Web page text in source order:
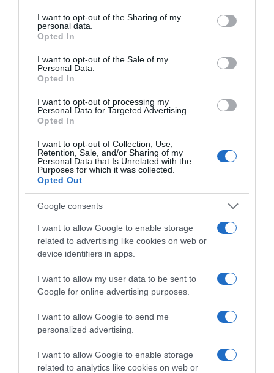
not limited to your visit or usage behaviour. You may click to
grant or deny consent to Google and its third-party tags to
use your data for below specified purposes in below Google
consent section.
I want to opt-out of the Sharing of my
personal data.
Opted In
I want to opt-out of the Sale of my
Personal Data.
Opted In
I want to opt-out of processing my
Personal Data for Targeted Advertising.
Opted In
I want to opt-out of Collection, Use,
Retention, Sale, and/or Sharing of my
Personal Data that Is Unrelated with the
Purposes for which it was collected.
Opted Out
Google consents
I want to allow Google to enable storage
related to advertising like cookies on web or
device identifiers in apps.
I want to allow my user data to be sent to
Google for online advertising purposes.
I want to allow Google to send me
personalized advertising.
I want to allow Google to enable storage
related to analytics like cookies on web or
Παρακαλώ Περιμένετε...
ΔΕΥΤΕΡΑ – ΡΕΜΟΣ ΑΝΤΩΝΗΣ